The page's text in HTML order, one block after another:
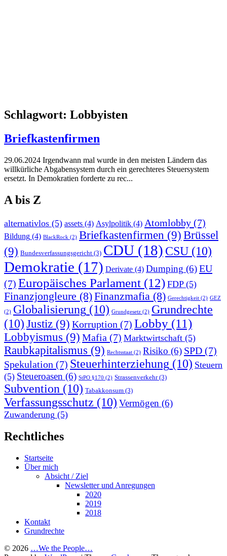
Schlagwort: Lobbyisten
Briefkastenfirmen
29.06.2024 Irgendwann mal wurde in den meisten Ländern das
willkürliche Abgabensystem durch ein gerechteres Steuersystem
ersetzt. In Demokratien forderte zu rec...
A bis Z
alternativlos (5) assets (4) Asylpolitik (4) Atomlobby (7)
Bildung (4) BlackRock (2) Briefkastenfirmen (9) Brüssel
(9) Bundesverfassungsgericht (3) CDU (18) CSU (10)
Demokratie (17) Derivate (4) Dumping (6)EU
(7) Europäisches Parlament (12) FDP(5)
Finanzjongleure (8)Finanzmafia (8) Gerechtigkeit (2) GEZ
(2) Globalisierung (10) Grundgesetz (2) Grundrechte
(10) Justiz (9) Korruption (7) Lobby (11)
Lobbyismus (9) Mafia (7) Marktwirtschaft (5)
Raubkapitalismus (9) Rechtsstaat (2) Risiko (6) SPD (7)
Spekulation (7) Steuerhinterziehung (10) Steuern
(5) Steueroasen (6) StPO §170 (2) Strassenverkehr(3)
Subvention (10) Tabakkonsum (3)
Verfassungsschutz (10) Vermögen (6)
Zuwanderung (5)
Rechtliches
Startseite
Über mich
Absicht / Ziel
Newsletter und Anregungen
2020
2019
2018
Kontakt
Grundrechte
© 2026 …We the People…